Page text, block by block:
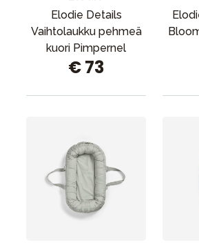
Elodie Details
Vaihtolaukku pehmeä
kuori Pimpernel
€ 73